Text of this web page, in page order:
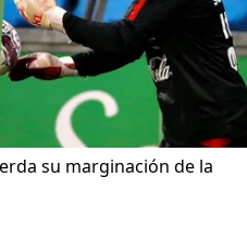
su marginación de la